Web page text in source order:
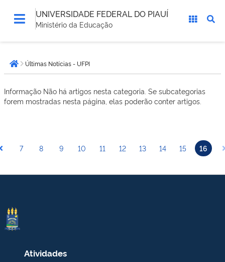
UNIVERSIDADE FEDERAL DO PIAUÍ
Ministério da Educação
está
aqui:Página inicial
Últimas Notícias - UFPI
Informação Não há artigos nesta categoria. Se subcategorias
forem mostradas nesta página, elas poderão conter artigos.
7 8 9 10 11 12 13 14 15 16
Atividades